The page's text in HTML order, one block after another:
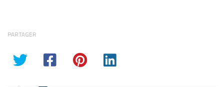
PARTAGER